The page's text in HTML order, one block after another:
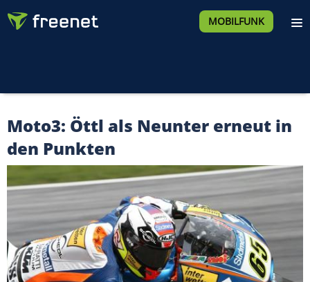
MOBILFUNK
Moto3: Öttl als Neunter erneut in
den Punkten